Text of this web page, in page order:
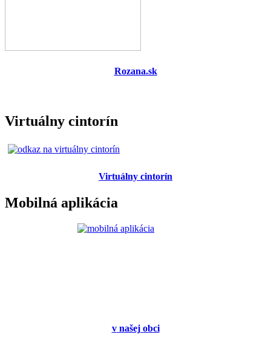
Rozana.sk
Virtuálny cintorín
Virtuálny cintorín
Mobilná aplikácia
vnašej obci